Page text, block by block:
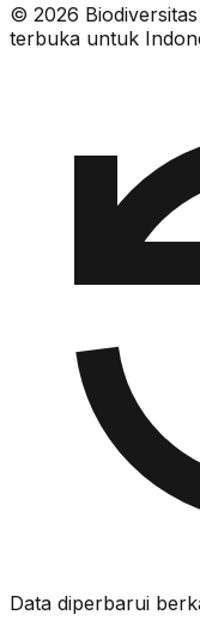
© 2026
terbuka untuk
Data diperbarui